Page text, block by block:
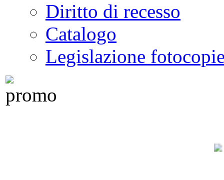
Diritto di recesso
Catalogo
Legislazione